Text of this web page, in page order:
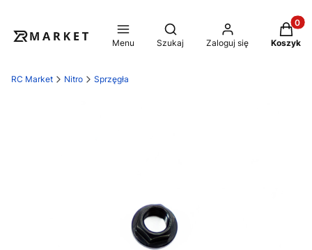
Menu
Otwórz wyszukiwarkę
Szukaj Zaloguj się Koszyk
RC Market Nitro Sprzęgła